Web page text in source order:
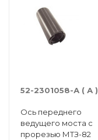
52-2301058-А ( А )
Ось переднего
ведущего моста с
прорезью МТЗ-82